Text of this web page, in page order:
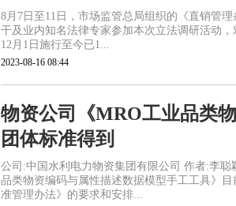
8月7日至11日，市场监管总局组织的《直销管
干及业内知名法律专家参加本次立法调研活动
12月1日施行至今已1...
2023-08-16 08:44
物资公司《MRO工业品类
团体标准得到
公司:中国水利电力物资集团有限公司 作者:李
品类物资编码与属性描述数据模型手工工具》
准管理办法》的要求和安排...